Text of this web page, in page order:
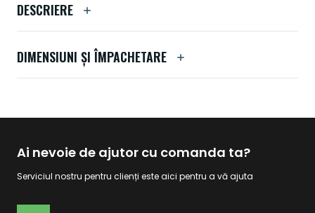
DESCRIERE
DIMENSIUNI ȘI ÎMPACHETARE
Ai nevoie de ajutor cu comanda ta?
Serviciul nostru pentru clienți este aici pentru a vă ajuta